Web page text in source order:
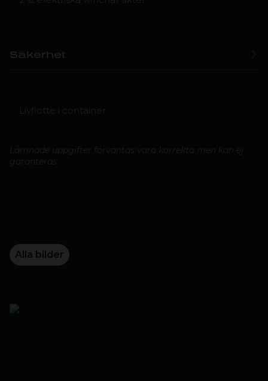
Säkerhet
Livflotte i container
Lämnade uppgifter förväntas vara korrekta men kan ej
garanteras
Alla bilder